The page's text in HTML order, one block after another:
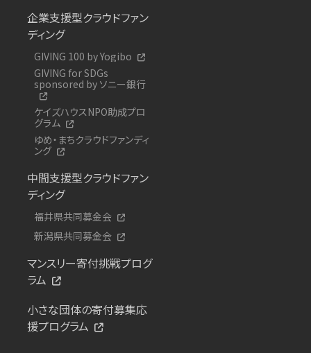
企業支援型クラウドファン
ディング
GIVING 100 by Yogibo
GIVING for SDGs
sponsored by ソニー銀行
ケイズハウスNPO助成プロ
グラム
ゆめ・まちクラウドファンディ
ング
中間支援型クラウドファン
ディング
福井県共同募金会
新潟県共同募金会
マンスリー寄付挑戦プログ
ラム
小さな団体の寄付募集応
援プログラム